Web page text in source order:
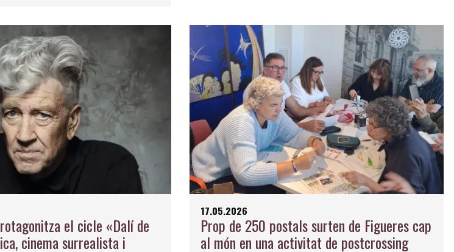
el cicle «Dalí de
cinema surrealista i
17.05.2026
Prop de 250 postals surten de Figueres cap
al món en una activitat de postcrossing